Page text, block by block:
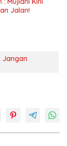
Jalan!
Jangan